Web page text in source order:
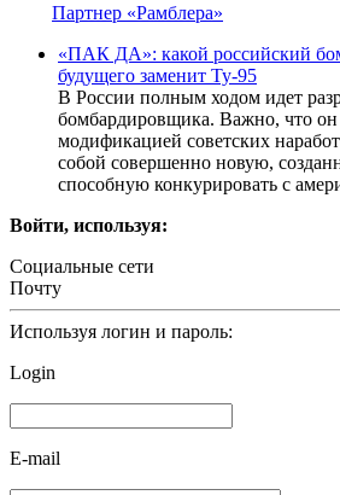
Партнер «Рамблера»
«ПАК ДА»: какой российский
будущего заменит Ту-95
В России полным ходом идет
бомбардировщика. Важно, что он
модификацией советских
собой совершенно новую,
способную конкурировать с
Войти, используя:
Социальные сети
Почту
Используя логин и пароль:
Login
E-mail